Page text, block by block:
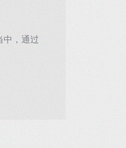
，通过